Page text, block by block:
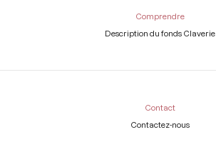
Comprendre
Description du fonds Claverie
Contact
Contactez-nous